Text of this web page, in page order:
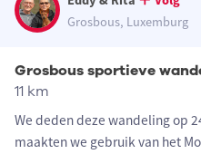
Grosbous, Luxemburg
Grosbous sportieve
11 km
We deden deze wandeling op
maakten we gebruik van het